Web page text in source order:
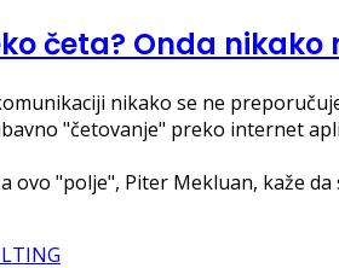
četa? Onda
nikako se ne
"četovanje" preko internet
ovo "polje", Piter Mekluan, kaže